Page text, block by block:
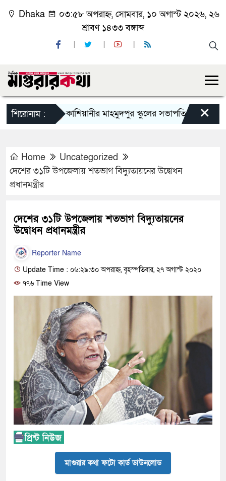
Dhaka
০৩:৫৮ অপরাহ্ন, সোমবার, ১০ অগাস্ট ২০২৬, ২৬
শ্রাবণ ১৪৩৩ বঙ্গাব্দ
শিরোনাম :কাশিয়ানীর মাহমুদপুর স্কুলের সভাপতি হলেন গোবিন্দ×
Home
Uncategorized
দেশের ৩১টি উপজেলায় শতভাগ বিদ্যুতায়নের উদ্বোধন
প্রধানমন্ত্রীর
দেশের ৩১টি উপজেলায় শতভাগ বিদ্যুতায়নের
উদ্বোধন প্রধানমন্ত্রীর
Reporter Name
Update Time : ০৬:২৯:৩০ অপরাহ্ন, বৃহস্পতিবার, ২৭ অগাস্ট ২০২০
৭৭৬ Time View
মাগুরার কথা ফটো কার্ড ডাউনলোড